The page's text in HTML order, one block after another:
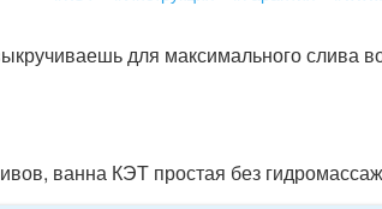
для максимального слива
ванна КЭТ простая без